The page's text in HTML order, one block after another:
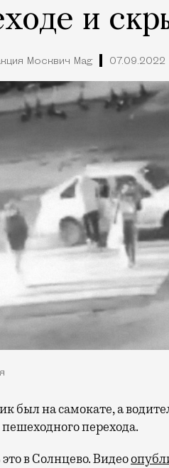
и
Москвич Mag 07.09.2022
перехода.
в Солнцево. Видео